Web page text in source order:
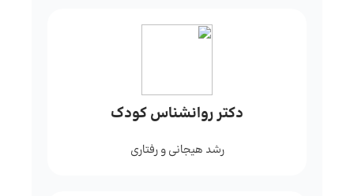
دکتر روانشناس کودک
رشد هیجانی و رفتاری